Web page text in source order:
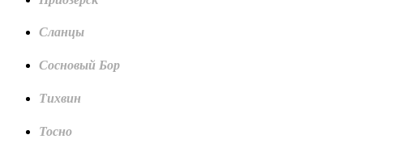
Сланцы
Сосновый Бор
Тихвин
Тосно